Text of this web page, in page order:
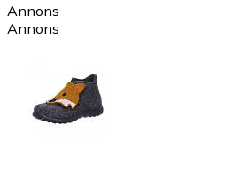
Annons
Annons